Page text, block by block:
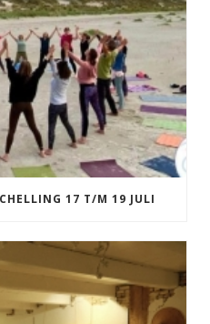
17 T/M 19 JULI